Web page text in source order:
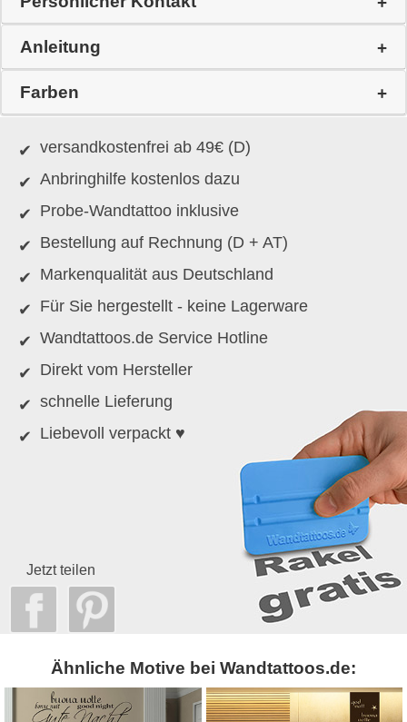
Anleitung
Farben
versandkostenfrei ab 49€ (D)
Anbringhilfe kostenlos dazu
Probe-Wandtattoo inklusive
Bestellung auf Rechnung (D + AT)
Markenqualität aus Deutschland
Für Sie hergestellt - keine Lagerware
Wandtattoos.de Service Hotline
Direkt vom Hersteller
schnelle Lieferung
Liebevoll verpackt ♥
Jetzt teilen
Ähnliche Motive bei Wandtattoos.de: